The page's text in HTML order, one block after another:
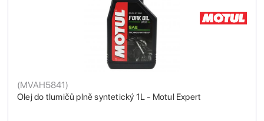
Olej do tlumičů plně syntetický 1L - Motul Expert
(MVAH5841)